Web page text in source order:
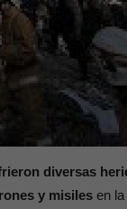
diversas
y misiles en